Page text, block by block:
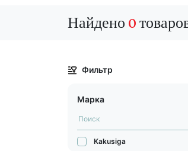
Найдено 0
Фильтр
Марка
Kakusiga